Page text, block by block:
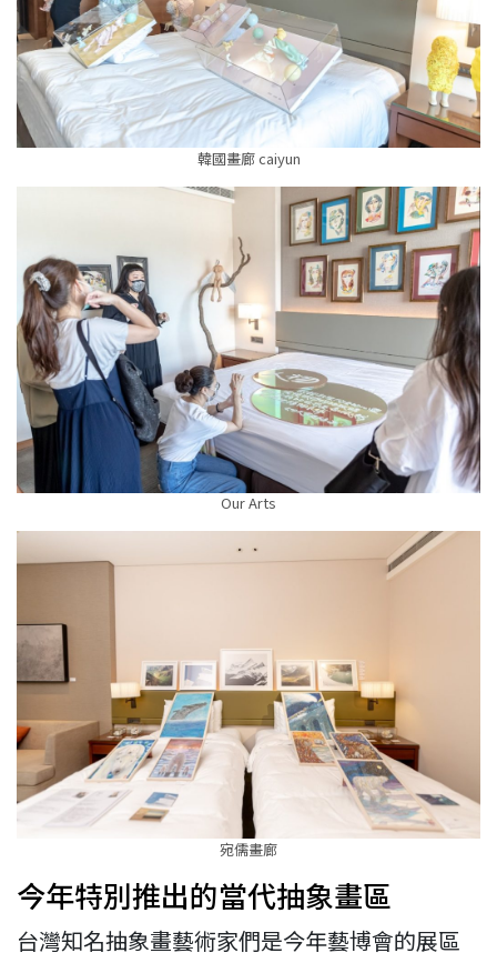
韓國畫廊 caiyun
Our Arts
宛儒畫廊
今年特別推出的當代抽象畫區
台灣知名抽象畫藝術家們是今年藝博會的展區